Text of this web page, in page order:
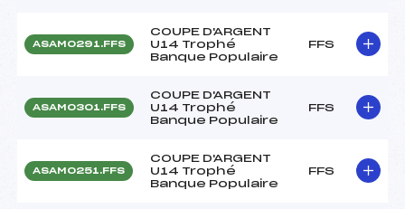
ASAM0291.FFS
COUPE D'ARGENT
U14 Trophé
Banque Populaire
FFS
ASAM0301.FFS
COUPE D'ARGENT
U14 Trophé
Banque Populaire
FFS
ASAM0251.FFS
COUPE D'ARGENT
U14 Trophé
Banque Populaire
FFS